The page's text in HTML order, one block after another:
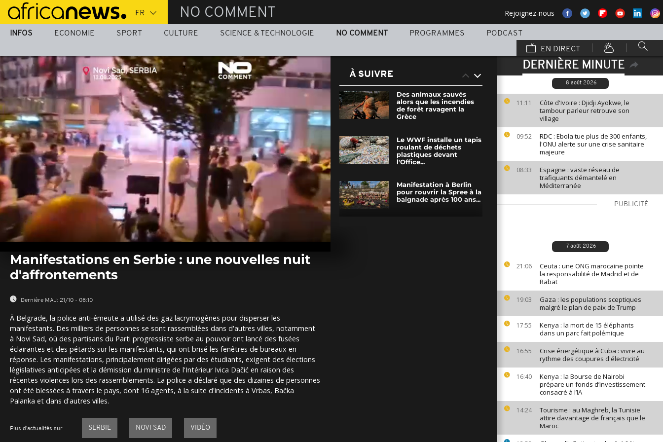
Passer
au
contenu
NO COMMENT Rejoignez-nous
INFOS ECONOMIE SPORT CULTURE SCIENCE & TECHNOLOGIE NO COMMENT PROGRAMMES
PODCAST
EN DIRECT
DERNIÈRE MINUTE
8 août 2026
11:11
Côte d'Ivoire : Djidji Ayokwe, le
tambour parleur retrouve son
village
09:52
RDC : Ebola tue plus de 300 enfants,
l'ONU alerte sur une crise sanitaire
majeure
08:33
Espagne : vaste réseau de
trafiquants démantelé en
Méditerranée
PUBLICITÉ
7 août 2026
21:06
Ceuta : une ONG marocaine pointe
la responsabilité de Madrid et de
Rabat
19:03
Gaza : les populations sceptiques
malgré le plan de paix de Trump
17:55
Kenya : la mort de 15 éléphants
dans un parc fait polémique
16:55
Crise énergétique à Cuba : vivre au
rythme des coupures d'électricité
16:40
Kenya : la Bourse de Nairobi
prépare un fonds d’investissement
consacré à l’IA
14:24
Tourisme : au Maghreb, la Tunisie
attire davantage de français que le
Maroc
seconds
secondsVolume
Manifestations en Serbie : une nouvelles nuit
d'affrontements
Dernière MAJ: 21/10 - 08:10
À Belgrade, la police anti-émeute a utilisé des gaz lacrymogènes pour disperser les
manifestants. Des milliers de personnes se sont rassemblées dans d'autres villes, notamment
à Novi Sad, où des partisans du Parti progressiste serbe au pouvoir ont lancé des fusées
éclairantes et des pétards sur les manifestants, qui ont brisé les fenêtres de bureaux en
réponse. Les manifestations, principalement dirigées par des étudiants, exigent des élections
législatives anticipées et la démission du ministre de l'Intérieur Ivica Dačić en raison des
récentes violences lors des rassemblements. La police a déclaré que des dizaines de personnes
ont été blessées à travers le pays, dont 16 agents, à la suite d'incidents à Vrbas, Bačka
Palanka et dans d'autres villes.
Plus d'actualités sur SERBIE NOVI SAD VIDÉO
À SUIVRE
Des animaux sauvés
alors que les incendies
de forêt ravagent la
Grèce
Le WWF installe un tapis
roulant de déchets
plastiques devant
l'Office...
Manifestation à Berlin
pour rouvrir la Spree à la
baignade après 100 ans...